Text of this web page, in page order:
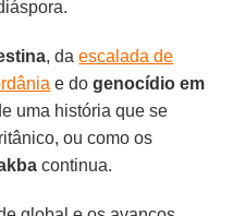
, daescalada de
e dogenocídio em
uma história que se
ou como os
continua.